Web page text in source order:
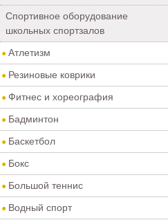
Спортивное оборудование
школьных спортзалов
Атлетизм
Резиновые коврики
Фитнес и хореография
Бадминтон
Баскетбол
Бокс
Большой теннис
Водный спорт